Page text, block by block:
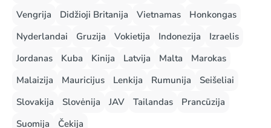
Vengrija
Didžioji Britanija Vietnamas
Honkongas
Nyderlandai
Gruzija Vokietija Indonezija
Izraelis
Jordanas
Kuba Kinija Latvija Malta
Marokas
Malaizija
Mauricijus Lenkija Rumunija
Seišeliai
Slovakija
Slovėnija JAV Tailandas
Prancūzija
Suomija
Čekija